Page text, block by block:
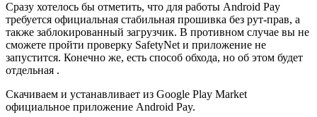
Сразу хотелось бы отметить, что для работы Android Pay
требуется официальная стабильная прошивка без рут-прав, а
также заблокированный загрузчик. В противном случае вы не
сможете пройти проверку SafetyNet и приложение не
запустится. Конечно же, есть способ обхода, но об этом будет
отдельная .
Скачиваем и устанавливает из Google Play Market
официальное приложение Android Pay.